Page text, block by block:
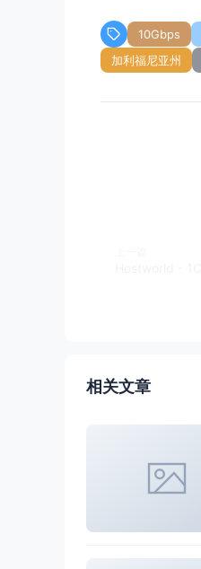
10Gbps
加利福尼亚州
相关文章